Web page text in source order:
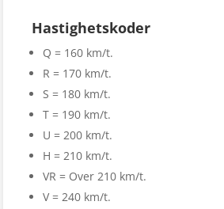
Hastighetskoder
Q = 160 km/t.
R = 170 km/t.
S = 180 km/t.
T = 190 km/t.
U = 200 km/t.
H = 210 km/t.
VR = Over 210 km/t.
V = 240 km/t.